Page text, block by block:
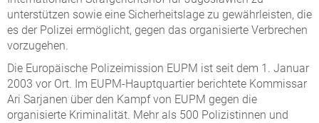
unterstützen sowie eine Sicherheitslage zu gewährleisten, die
es der Polizei ermöglicht, gegen das organisierte Verbrechen
vorzugehen.
Die Europäische Polizeimission EUPM ist seit dem 1. Januar
2003 vor Ort. Im EUPM-Hauptquartier berichtete Kommissar
Ari Sarjanen über den Kampf von EUPM gegen die
organisierte Kriminalität. Mehr als 500 Polizistinnen und